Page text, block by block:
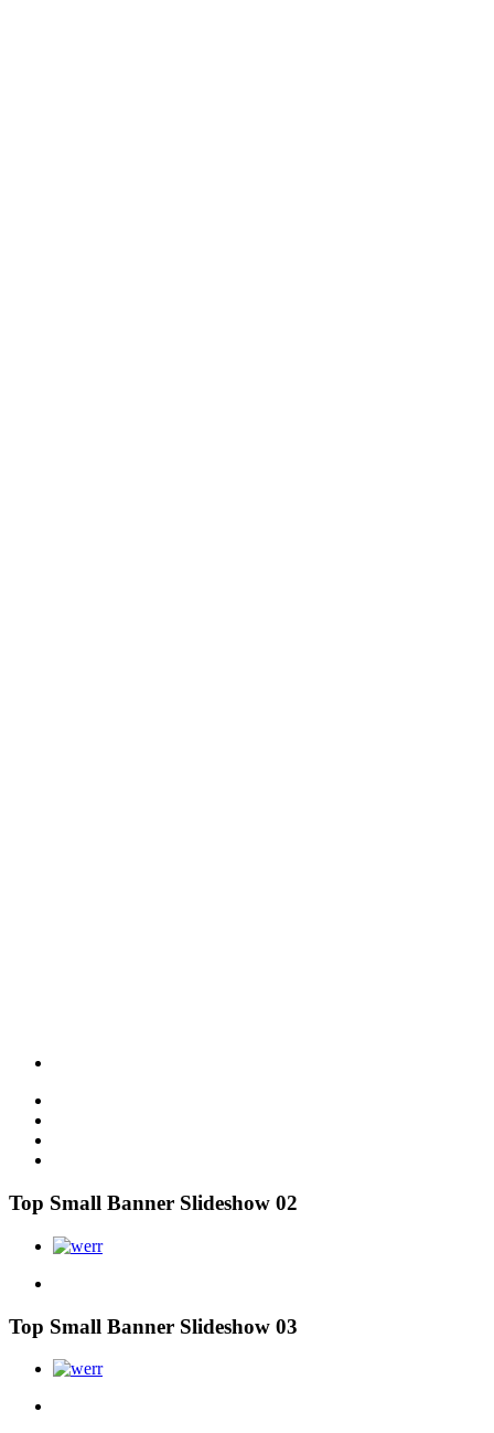
Top Small Banner Slideshow 02
Top Small Banner Slideshow 03